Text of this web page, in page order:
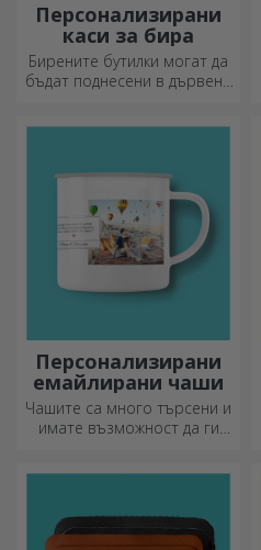
Персонализирани
каси за бира
Бирените бутилки могат да
бъдат поднесени в дървени
Персонализирани
емайлирани чаши
Чашите са много търсени и
имате възможност да ги